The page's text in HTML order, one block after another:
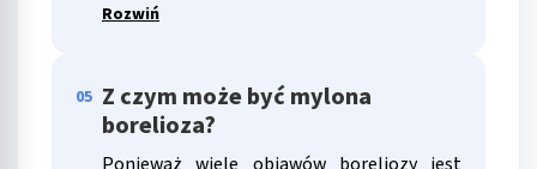
Rozwiń
05 Z czym może być mylona
borelioza?